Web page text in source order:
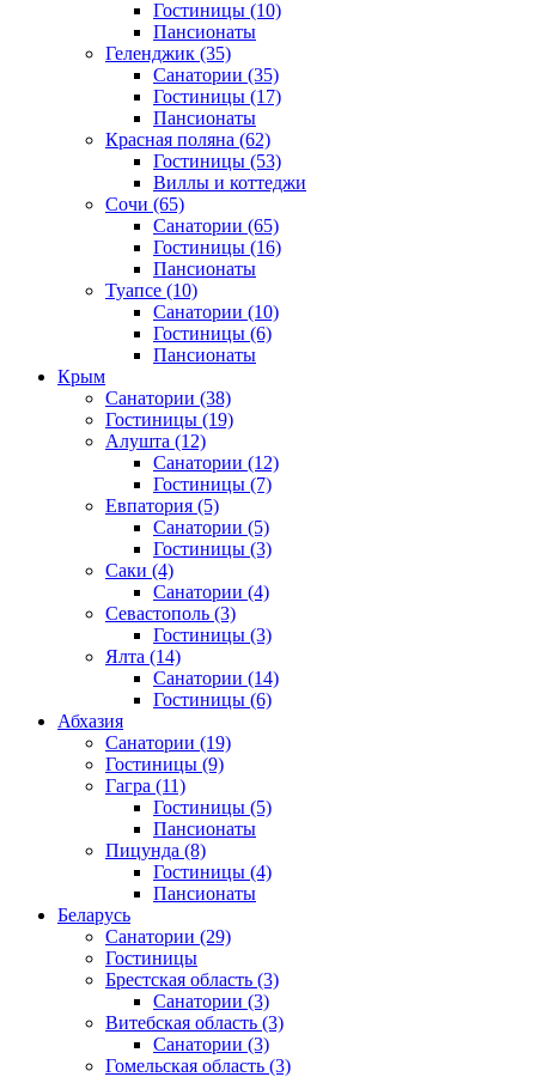
Гостиницы (10)
Пансионаты
Геленджик (35)
Санатории (35)
Гостиницы (17)
Пансионаты
Красная поляна (62)
Гостиницы (53)
Виллы и коттеджи
Сочи (65)
Санатории (65)
Гостиницы (16)
Пансионаты
Туапсе (10)
Санатории (10)
Гостиницы (6)
Пансионаты
Крым
Санатории (38)
Гостиницы (19)
Алушта (12)
Санатории (12)
Гостиницы (7)
Евпатория (5)
Санатории (5)
Гостиницы (3)
Саки (4)
Санатории (4)
Севастополь (3)
Гостиницы (3)
Ялта (14)
Санатории (14)
Гостиницы (6)
Абхазия
Санатории (19)
Гостиницы (9)
Гагра (11)
Гостиницы (5)
Пансионаты
Пицунда (8)
Гостиницы (4)
Пансионаты
Беларусь
Санатории (29)
Гостиницы
Брестская область (3)
Санатории (3)
Витебская область (3)
Санатории (3)
Гомельская область (3)